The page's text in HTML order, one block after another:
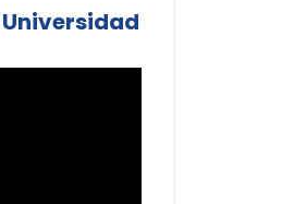
Universidad